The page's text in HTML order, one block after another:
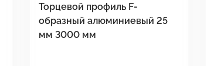
Торцевой профиль F-
образный алюминиевый 25
мм 3000 мм